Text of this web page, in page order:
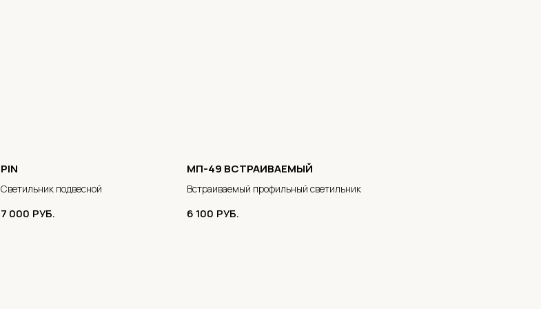
PIN
Светильник подвесной
7 000 РУБ.
МП-49 ВСТРАИВАЕМЫЙ
Встраиваемый профильный светильник
6 100 РУБ.